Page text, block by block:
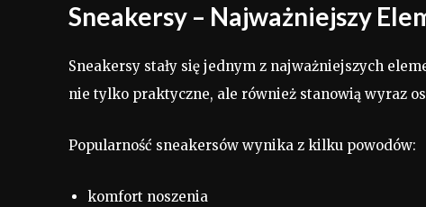
Sneakersy – Najważniejszy
Sneakersy stały się jednym z najważniejszych
nie tylko praktyczne, ale również stanowią wyraz
Popularność sneakersów wynika z kilku powodów:
komfort noszenia